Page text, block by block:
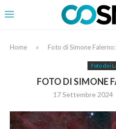
Home » Foto di Simone
Foto dei
FOTO DI SIMONE
17 Settembre 2024